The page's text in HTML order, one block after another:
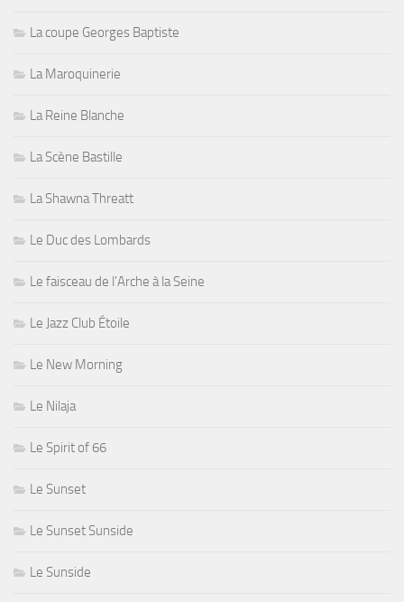
La coupe Georges Baptiste
La Maroquinerie
La Reine Blanche
La Scène Bastille
La Shawna Threatt
Le Duc des Lombards
Le faisceau de l'Arche à la Seine
Le Jazz Club Étoile
Le New Morning
Le Nilaja
Le Spirit of 66
Le Sunset
Le Sunset Sunside
Le Sunside